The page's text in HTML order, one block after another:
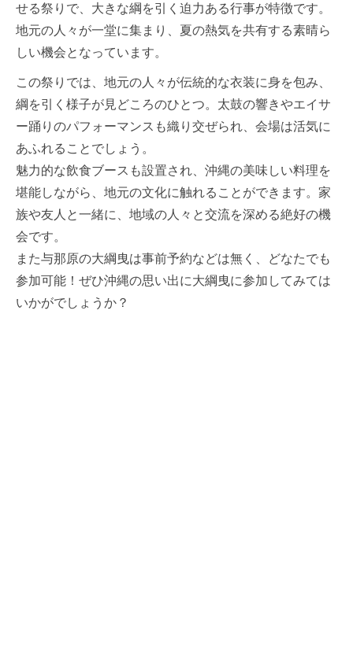
せる祭りで、大きな綱を引く迫力ある行事が特徴です。
地元の人々が一堂に集まり、夏の熱気を共有する素晴ら
しい機会となっています。
この祭りでは、地元の人々が伝統的な衣装に身を包み、
綱を引く様子が見どころのひとつ。太鼓の響きやエイサ
ー踊りのパフォーマンスも織り交ぜられ、会場は活気に
あふれることでしょう。
魅力的な飲食ブースも設置され、沖縄の美味しい料理を
堪能しながら、地元の文化に触れることができます。家
族や友人と一緒に、地域の人々と交流を深める絶好の機
会です。
また与那原の大綱曳は事前予約などは無く、どなたでも
参加可能！ぜひ沖縄の思い出に大綱曳に参加してみては
いかがでしょうか？